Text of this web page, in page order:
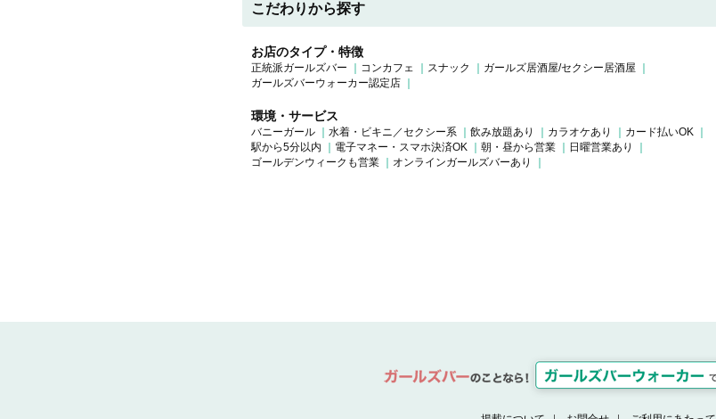
こだわりから探す
お店のタイプ・特徴
正統派ガールズバー コンカフェ スナック
ガールズ居酒屋/セクシー居酒屋
ガールズバーウォーカー認定店
環境・サービス
バニーガール 水着・ビキニ／セクシー系 飲み放題あり カラオケあり
カード払いOK
駅から5分以内
電子マネー・スマホ決済OK 朝・昼から営業
日曜営業あり
ゴールデンウィークも営業
オンラインガールズバーあり